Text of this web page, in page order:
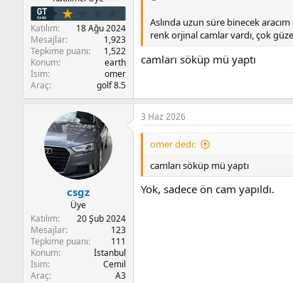
Katılım
18 Ağu 2024
Mesajlar
1,923
Tepkime puanı
1,522
Konum
earth
İsim
omer
Araç
golf 8.5
Aslında uzun süre binecek
renk orjinal camlar vardı, çok
camları söküp mü yaptı
csgz
Üye
Katılım
20 Şub 2024
Mesajlar
123
Tepkime puanı
111
Konum
İstanbul
İsim
Cemil
Araç
A3
3 Haz 2026
omer dedi:
camları söküp mü yaptı
Yok, sadece ön cam yapıldı.